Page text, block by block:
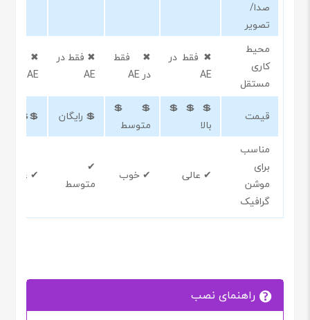
صدا/
تصویر
محیط
کاری
مستقل
✖ فقط در
AE
✖ فقط
در AE
✖ فقط در
AE
✖ فقط
AE
قیمت
💲💲💲
بالا
💲💲
متوسط
💲 رایگان
💲💲💲
مناسب
برای
موشن
گرافیک
✔ عالی ✔ خوب
✔
متوسط
✔ عالی
راهنمای نصب